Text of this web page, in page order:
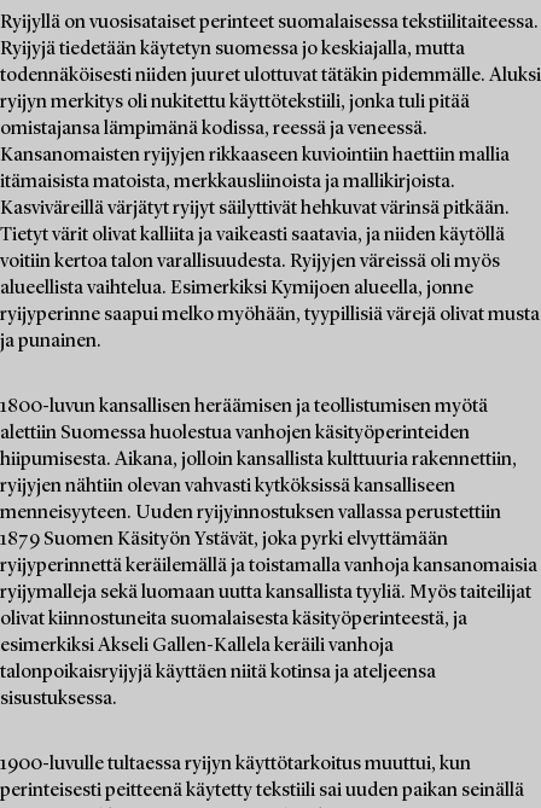
Ryijyllä on vuosisataiset perinteet suomalaisessa tekstiilitaiteessa.
Ryijyjä tiedetään käytetyn suomessa jo keskiajalla, mutta
todennäköisesti niiden juuret ulottuvat tätäkin pidemmälle. Aluksi
ryijyn merkitys oli nukitettu käyttötekstiili, jonka tuli pitää
omistajansa lämpimänä kodissa, reessä ja veneessä.
Kansanomaisten ryijyjen rikkaaseen kuviointiin haettiin mallia
itämaisista matoista, merkkausliinoista ja mallikirjoista.
Kasviväreillä värjätyt ryijyt säilyttivät hehkuvat värinsä pitkään.
Tietyt värit olivat kalliita ja vaikeasti saatavia, ja niiden käytöllä
voitiin kertoa talon varallisuudesta. Ryijyjen väreissä oli myös
alueellista vaihtelua. Esimerkiksi Kymijoen alueella, jonne
ryijyperinne saapui melko myöhään, tyypillisiä värejä olivat musta
ja punainen.
1800-luvun kansallisen heräämisen ja teollistumisen myötä
alettiin Suomessa huolestua vanhojen käsityöperinteiden
hiipumisesta. Aikana, jolloin kansallista kulttuuria rakennettiin,
ryijyjen nähtiin olevan vahvasti kytköksissä kansalliseen
menneisyyteen. Uuden ryijyinnostuksen vallassa perustettiin
1879 Suomen Käsityön Ystävät, joka pyrki elvyttämään
ryijyperinnettä keräilemällä ja toistamalla vanhoja kansanomaisia
ryijymalleja sekä luomaan uutta kansallista tyyliä. Myös taiteilijat
olivat kiinnostuneita suomalaisesta käsityöperinteestä, ja
esimerkiksi Akseli Gallen-Kallela keräili vanhoja
talonpoikaisryijyjä käyttäen niitä kotinsa ja ateljeensa
sisustuksessa.
1900-luvulle tultaessa ryijyn käyttötarkoitus muuttui, kun
perinteisesti peitteenä käytetty tekstiili sai uuden paikan seinällä